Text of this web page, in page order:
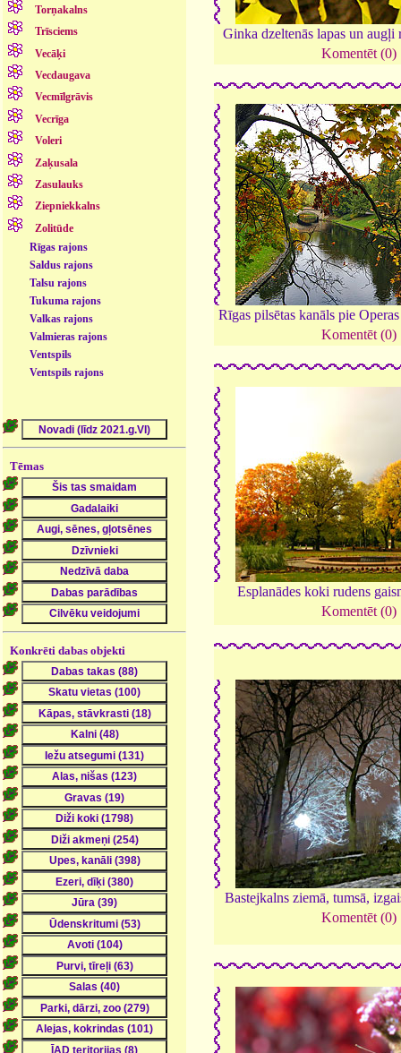
Torņakalns
Trīsciems
Vecāķi
Vecdaugava
Vecmīlgrāvis
Vecrīga
Voleri
Zaķusala
Zasulauks
Ziepniekkalns
Zolitūde
Rīgas rajons
Saldus rajons
Talsu rajons
Tukuma rajons
Valkas rajons
Valmieras rajons
Ventspils
Ventspils rajons
Tēmas
Konkrēti dabas objekti
Ginka dzeltenās lapas un
Komentēt (0)
Rīgas pilsētas kanāls pie
Komentēt (0)
Esplanādes koki rudens
Komentēt (0)
Bastejkalns ziemā, tumsā,
Komentēt (0)